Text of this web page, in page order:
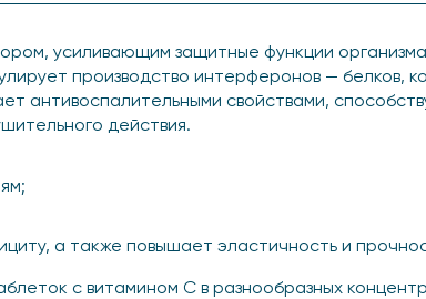
усиливающим защитные функции
производство интерферонов — белков,
антивоспалительными свойствами,
действия.
а также повышает эластичность и
с витамином С в разнообразных